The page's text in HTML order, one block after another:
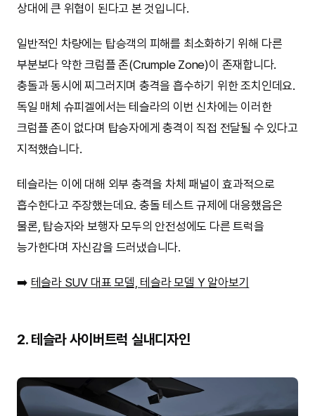
상대에 큰 위협이 된다고 본 것입니다.
일반적인 차량에는 탑승객의 피해를 최소화하기 위해 다른
부분보다 약한 크럼플 존(Crumple Zone)이 존재합니다.
충돌과 동시에 찌그러지며 충격을 흡수하기 위한 조치인데요.
독일 매체 슈피겔에서는 테슬라의 이번 신차에는 이러한
크럼플 존이 없다며 탑승자에게 충격이 직접 전달될 수 있다고
지적했습니다.
테슬라는 이에 대해 외부 충격을 차체 패널이 효과적으로
흡수한다고 주장했는데요. 충돌 테스트 규제에 대응했음은
물론, 탑승자와 보행자 모두의 안전성에도 다른 트럭을
능가한다며 자신감을 드러냈습니다.
➡️ 테슬라 SUV 대표 모델, 테슬라 모델 Y 알아보기
2. 테슬라 사이버트럭 실내디자인